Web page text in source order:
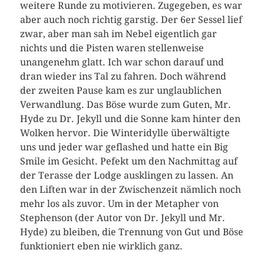
weitere Runde zu motivieren. Zugegeben, es war
aber auch noch richtig garstig. Der 6er Sessel lief
zwar, aber man sah im Nebel eigentlich gar
nichts und die Pisten waren stellenweise
unangenehm glatt. Ich war schon darauf und
dran wieder ins Tal zu fahren. Doch während
der zweiten Pause kam es zur unglaublichen
Verwandlung. Das Böse wurde zum Guten, Mr.
Hyde zu Dr. Jekyll und die Sonne kam hinter den
Wolken hervor. Die Winteridylle überwältigte
uns und jeder war geflashed und hatte ein Big
Smile im Gesicht. Pefekt um den Nachmittag auf
der Terasse der Lodge ausklingen zu lassen. An
den Liften war in der Zwischenzeit nämlich noch
mehr los als zuvor. Um in der Metapher von
Stephenson (der Autor von Dr. Jekyll und Mr.
Hyde) zu bleiben, die Trennung von Gut und Böse
funktioniert eben nie wirklich ganz.